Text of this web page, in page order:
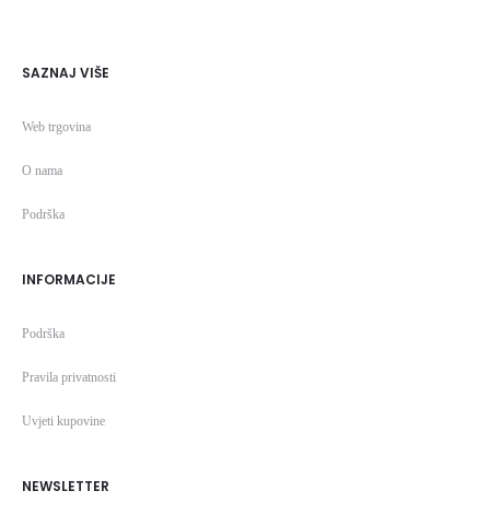
SAZNAJ VIŠE
Web trgovina
O nama
Podrška
INFORMACIJE
Podrška
Pravila privatnosti
Uvjeti kupovine
NEWSLETTER